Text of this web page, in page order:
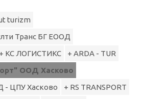
turizm
Транс БГ ЕООД
+ КС ЛОГИСТИКС
+ ARDA - TUR
ООД Хасково
- ЦПУ Хасково
+ RS TRANSPORT